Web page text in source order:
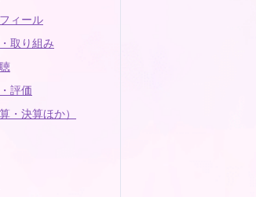
ィール
取り組み
評価
・決算ほか）